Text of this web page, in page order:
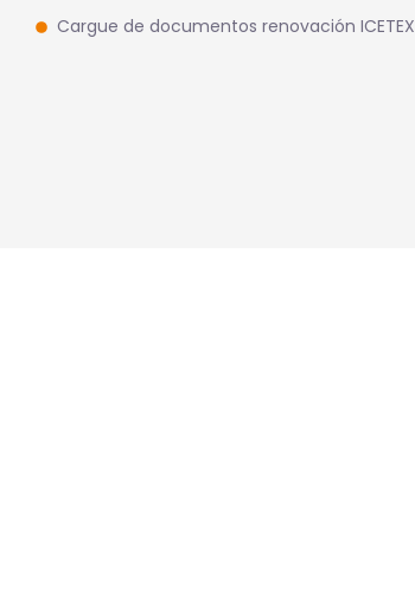
Cargue de documentos renovación ICETEX